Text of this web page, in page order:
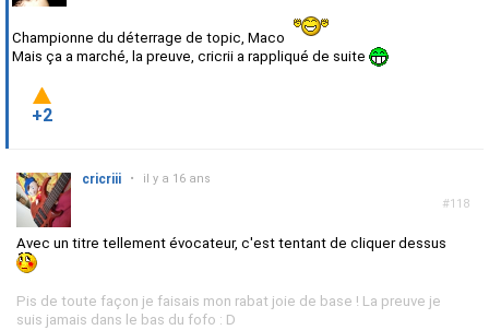
Championne du déterrage de topic, Maco
Mais ça a marché, la preuve, cricrii a rappliqué de suite
+2
#118
cricriii • il y a 16 ans
Avec un titre tellement évocateur, c'est tentant de cliquer dessus
Pis de toute façon je faisais mon rabat joie de base ! La preuve je
suis jamais dans le bas du fofo : D